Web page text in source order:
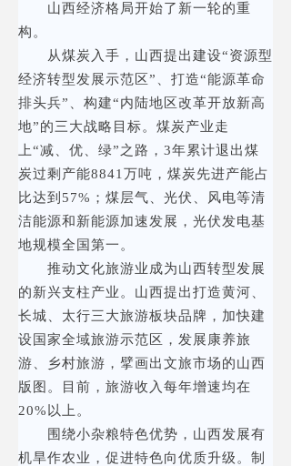
山西经济格局开始了新一轮的重
构。
从煤炭入手，山西提出建设“资源型
经济转型发展示范区”、打造“能源革命
排头兵”、构建“内陆地区改革开放新高
地”的三大战略目标。煤炭产业走
上“减、优、绿”之路，3年累计退出煤
炭过剩产能8841万吨，煤炭先进产能占
比达到57%；煤层气、光伏、风电等清
洁能源和新能源加速发展，光伏发电基
地规模全国第一。
推动文化旅游业成为山西转型发展
的新兴支柱产业。山西提出打造黄河、
长城、太行三大旅游板块品牌，加快建
设国家全域旅游示范区，发展康养旅
游、乡村旅游，擘画出文旅市场的山西
版图。目前，旅游收入每年增速均在
20%以上。
围绕小杂粮特色优势，山西发展有
机旱作农业，促进特色向优质升级。制